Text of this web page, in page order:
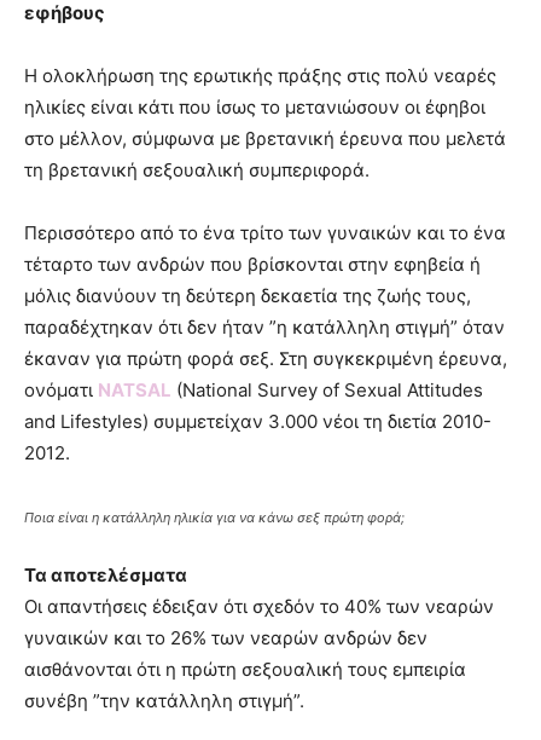
εφήβους
Η ολοκλήρωση της ερωτικής πράξης στις πολύ νεαρές
ηλικίες είναι κάτι που ίσως το μετανιώσουν οι έφηβοι
στο μέλλον, σύμφωνα με βρετανική έρευνα που μελετά
τη βρετανική σεξουαλική συμπεριφορά.
Περισσότερο από το ένα τρίτο των γυναικών και το ένα
τέταρτο των ανδρών που βρίσκονται στην εφηβεία ή
μόλις διανύουν τη δεύτερη δεκαετία της ζωής τους,
παραδέχτηκαν ότι δεν ήταν ”η κατάλληλη στιγμή” όταν
έκαναν για πρώτη φορά σεξ. Στη συγκεκριμένη έρευνα,
ονόματι NATSAL (National Survey of Sexual Attitudes
and Lifestyles) συμμετείχαν 3.000 νέοι τη διετία 2010-
2012.
Ποια είναι η κατάλληλη ηλικία για να κάνω σεξ πρώτη φορά;
Τα αποτελέσματα
Οι απαντήσεις έδειξαν ότι σχεδόν το 40% των νεαρών
γυναικών και το 26% των νεαρών ανδρών δεν
αισθάνονται ότι η πρώτη σεξουαλική τους εμπειρία
συνέβη ”την κατάλληλη στιγμή”.